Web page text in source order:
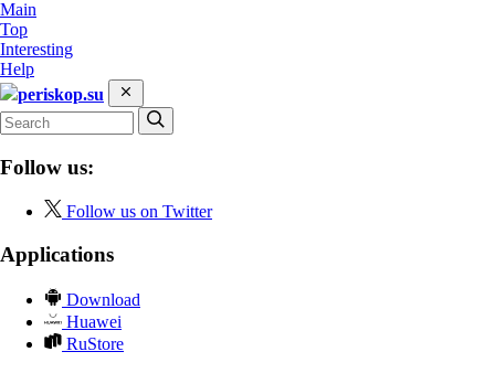
Main
Top
Interesting
Help
periskop.su
Follow us:
Follow us on Twitter
Applications
Download
Huawei
RuStore